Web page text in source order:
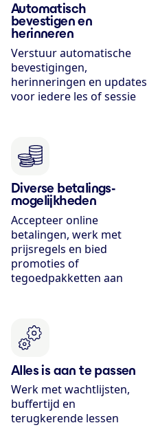
Automatisch
bevestigen en
herinneren
Verstuur automatische
bevestigingen,
herinneringen en updates
voor iedere les of sessie
Diverse betalings­
mogelijkheden
Accepteer online
betalingen, werk met
prijsregels en bied
promoties of
tegoedpakketten aan
Alles is aan te passen
Werk met wachtlijsten,
buffertijd en
terugkerende lessen